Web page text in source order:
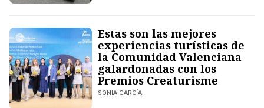
Estas son las mejores
experiencias turísticas de
la Comunidad Valenciana
galardonadas con los
Premios Creaturisme
SONIA GARCÍA